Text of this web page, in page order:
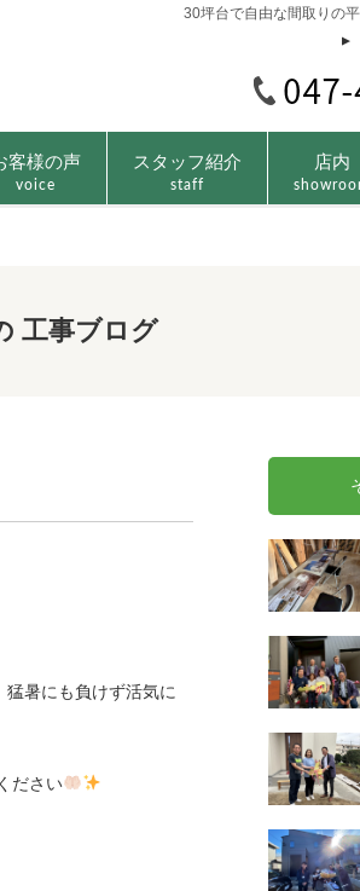
30坪台で自由な間取りの
客様の声
voice
スタッフ紹介
staff
店内
工事ブログ
暑にも負けず活気に
ださい